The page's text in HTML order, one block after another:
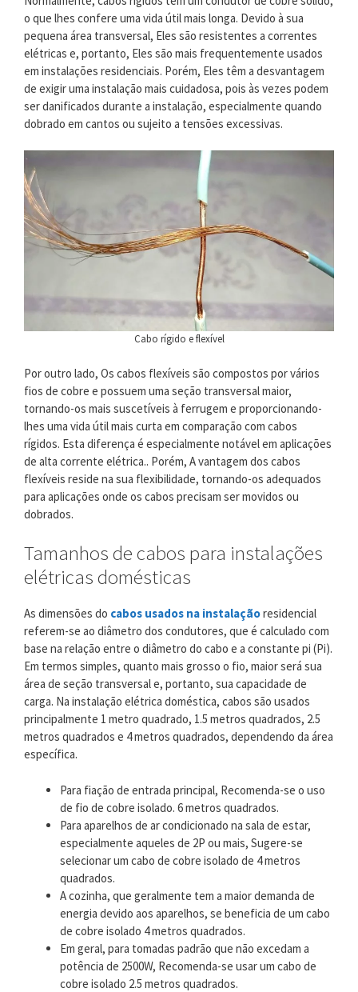
o que lhes confere uma vida útil mais longa. Devido à sua
pequena área transversal, Eles são resistentes a correntes
elétricas e, portanto, Eles são mais frequentemente usados ​​
em instalações residenciais. Porém, Eles têm a desvantagem
de exigir uma instalação mais cuidadosa, pois às vezes podem
ser danificados durante a instalação, especialmente quando
dobrado em cantos ou sujeito a tensões excessivas.
Cabo rígido e flexível
Por outro lado, Os cabos flexíveis são compostos por vários
fios de cobre e possuem uma seção transversal maior,
tornando-os mais suscetíveis à ferrugem e proporcionando-
lhes uma vida útil mais curta em comparação com cabos
rígidos. Esta diferença é especialmente notável em aplicações
de alta corrente elétrica.. Porém, A vantagem dos cabos
flexíveis reside na sua flexibilidade, tornando-os adequados
para aplicações onde os cabos precisam ser movidos ou
dobrados.
Tamanhos de cabos para instalações
elétricas domésticas
As dimensões do cabos usados ​​na instalaçãoresidencial
referem-se ao diâmetro dos condutores, que é calculado com
base na relação entre o diâmetro do cabo e a constante pi (Pi).
Em termos simples, quanto mais grosso o fio, maior será sua
área de seção transversal e, portanto, sua capacidade de
carga. Na instalação elétrica doméstica, cabos são usados ​​
principalmente 1 metro quadrado, 1.5 metros quadrados, 2.5
metros quadrados e 4 metros quadrados, dependendo da área
específica.
Para fiação de entrada principal, Recomenda-se o uso
de fio de cobre isolado. 6 metros quadrados.
Para aparelhos de ar condicionado na sala de estar,
especialmente aqueles de 2P ou mais, Sugere-se
selecionar um cabo de cobre isolado de 4 metros
quadrados.
A cozinha, que geralmente tem a maior demanda de
energia devido aos aparelhos, se beneficia de um cabo
de cobre isolado 4 metros quadrados.
Em geral, para tomadas padrão que não excedam a
potência de 2500W, Recomenda-se usar um cabo de
cobre isolado 2.5 metros quadrados.